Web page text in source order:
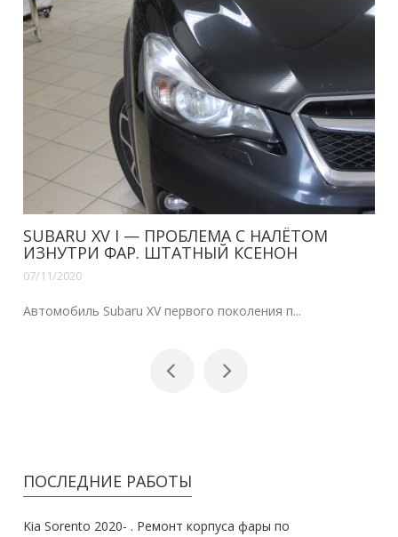
SUBARU XV I — ПРОБЛЕМА С НАЛЁТОМ
ИЗНУТРИ ФАР. ШТАТНЫЙ КСЕНОН
07/11/2020
Автомобиль Subaru XV первого поколения п...
ПОСЛЕДНИЕ РАБОТЫ
Kia Sorento 2020- . Ремонт корпуса фары по